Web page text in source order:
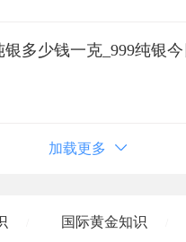
银多少钱一克_999纯银
加载更多
国际黄金知识